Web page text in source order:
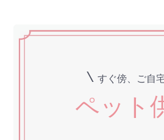
\ すぐ傍、ご自
ペット